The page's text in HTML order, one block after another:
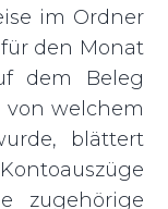
im Ordner
den Monat
dem Beleg
welchem
blättert
zugehörige